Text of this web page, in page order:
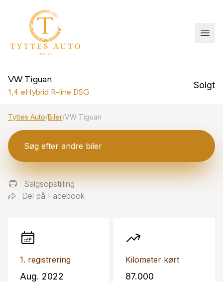
VW Tiguan
1,4 eHybrid R-line DSG
Solgt
Tyttes Auto/Biler/VW Tiguan
Søg efter andre biler
Salgsopstilling
Del på Facebook
1. registrering
Aug. 2022
Kilometer kørt
87.000